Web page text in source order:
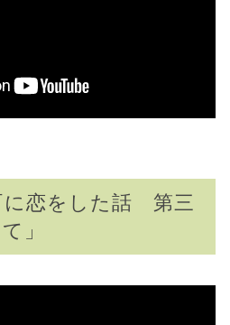
に恋をした話 第三
」